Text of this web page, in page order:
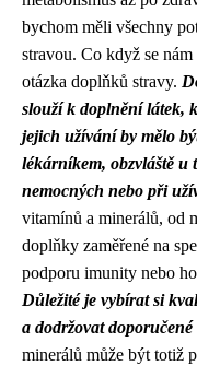
bychom měli všechny
stravou. Co když se
otázka doplňků stravy.
slouží k doplnění látek,
jejich užívání by mělo
lékárníkem, obzvláště
nemocných nebo při
vitamínů a minerálů, od
doplňky zaměřené na
podporu imunity nebo
Důležité je vybírat si
a dodržovat
minerálů může být totiž